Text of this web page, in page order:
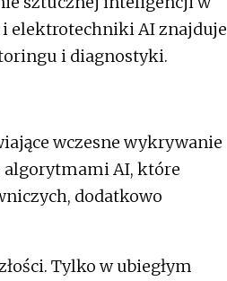
i elektrotechniki AI znajduje
i diagnostyki.
wczesne wykrywanie
algorytmami AI, które
dodatkowo
Tylko w ubiegłym